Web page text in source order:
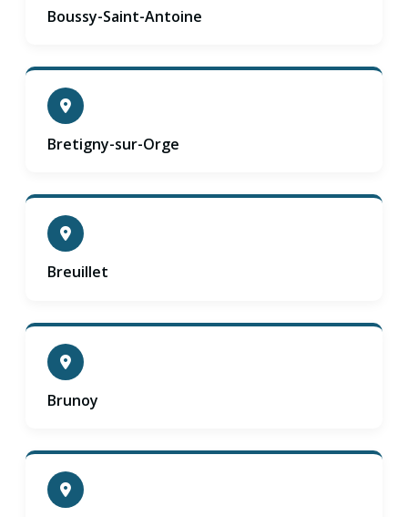
Boussy-Saint-Antoine
Bretigny-sur-Orge
Breuillet
Brunoy